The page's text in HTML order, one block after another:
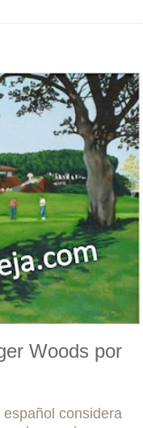
Woods por
considera